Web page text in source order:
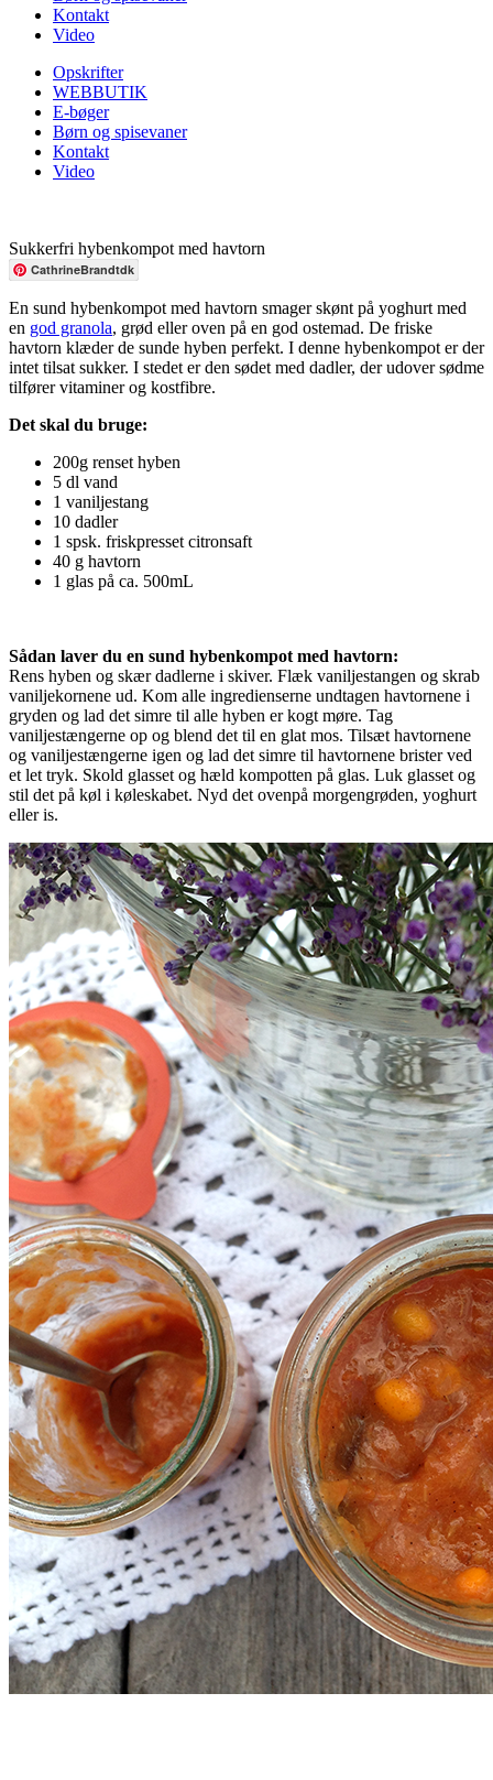
Kontakt
Video
Opskrifter
WEBBUTIK
E-bøger
Børn og spisevaner
Kontakt
Video
Sukkerfri hybenkompot med havtorn
CathrineBrandtdk
En sund hybenkompot med havtorn smager skønt på yoghurt med
en god granola, grød eller oven på en god ostemad. De friske
havtorn klæder de sunde hyben perfekt. I denne hybenkompot er der
intet tilsat sukker. I stedet er den sødet med dadler, der udover sødme
tilfører vitaminer og kostfibre.
Det skal du bruge:
200g renset hyben
5 dl vand
1 vaniljestang
10 dadler
1 spsk. friskpresset citronsaft
40 g havtorn
1 glas på ca. 500mL
Sådan laver du en sund hybenkompot med havtorn:
Rens hyben og skær dadlerne i skiver. Flæk vaniljestangen og skrab
vaniljekornene ud. Kom alle ingredienserne undtagen havtornene i
gryden og lad det simre til alle hyben er kogt møre. Tag
vaniljestængerne op og blend det til en glat mos. Tilsæt havtornene
og vaniljestængerne igen og lad det simre til havtornene brister ved
et let tryk. Skold glasset og hæld kompotten på glas. Luk glasset og
stil det på køl i køleskabet. Nyd det ovenpå morgengrøden, yoghurt
eller is.